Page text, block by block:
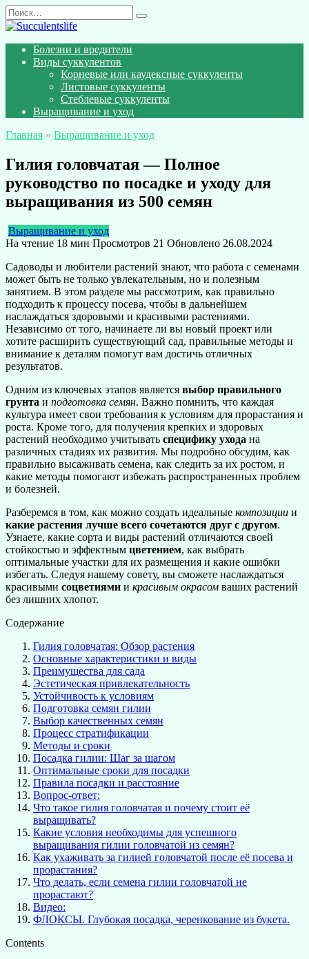
Перейти
к
Search
for:
Болезни и вредители
Виды суккулентов
Корневые или каудексные суккуленты
Листовые суккуленты
Стеблевые суккуленты
Выращивание и уход
Главная » Выращивание и уход
Гилия головчатая — Полное
руководство по посадке и уходу для
выращивания из 500 семян
Выращивание и уход
На чтение 18 мин Просмотров 21 Обновлено 26.08.2024
Садоводы и любители растений знают, что работа с семенами
может быть не только увлекательным, но и полезным
занятием. В этом разделе мы рассмотрим, как правильно
подходить к процессу посева, чтобы в дальнейшем
наслаждаться здоровыми и красивыми растениями.
Независимо от того, начинаете ли вы новый проект или
хотите расширить существующий сад, правильные методы и
внимание к деталям помогут вам достичь отличных
результатов.
Одним из ключевых этапов является выбор правильного
грунта и подготовка семян. Важно помнить, что каждая
культура имеет свои требования к условиям для прорастания и
роста. Кроме того, для получения крепких и здоровых
растений необходимо учитывать специфику ухода на
различных стадиях их развития. Мы подробно обсудим, как
правильно высаживать семена, как следить за их ростом, и
какие методы помогают избежать распространенных проблем
и болезней.
Разберемся в том, как можно создать идеальные композиции и
какие растения лучше всего сочетаются друг с другом.
Узнаете, какие сорта и виды растений отличаются своей
стойкостью и эффектным цветением, как выбрать
оптимальные участки для их размещения и какие ошибки
избегать. Следуя нашему совету, вы сможете наслаждаться
красивыми соцветиями и красивым окрасом ваших растений
без лишних хлопот.
Содержание
Гилия головчатая: Обзор растения
Основные характеристики и виды
Преимущества для сада
Эстетическая привлекательность
Устойчивость к условиям
Подготовка семян гилии
Выбор качественных семян
Процесс стратификации
Методы и сроки
Посадка гилии: Шаг за шагом
Оптимальные сроки для посадки
Правила посадки и расстояние
Вопрос-ответ:
Что такое гилия головчатая и почему стоит её
выращивать?
Какие условия необходимы для успешного
выращивания гилии головчатой из семян?
Как ухаживать за гилией головчатой после её посева и
прорастания?
Что делать, если семена гилии головчатой не
прорастают?
Видео:
ФЛОКСЫ. Глубокая посадка, черенкование из букета.
Contents